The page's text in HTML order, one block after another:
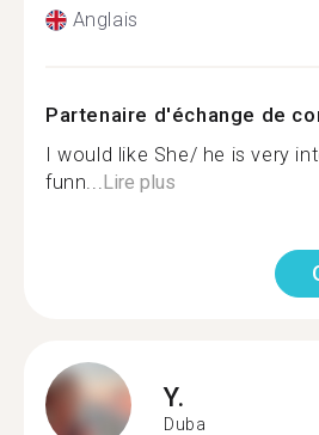
Anglais
Partenaire d'échange de
I would like She/ he is very
funn...Lire plus
Y.
Duba